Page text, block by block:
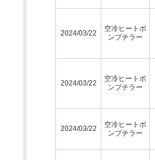
2024/03/22
空冷ヒートポ
ンプチラー
2024/03/22
空冷ヒートポ
ンプチラー
2024/03/22
空冷ヒートポ
ンプチラー